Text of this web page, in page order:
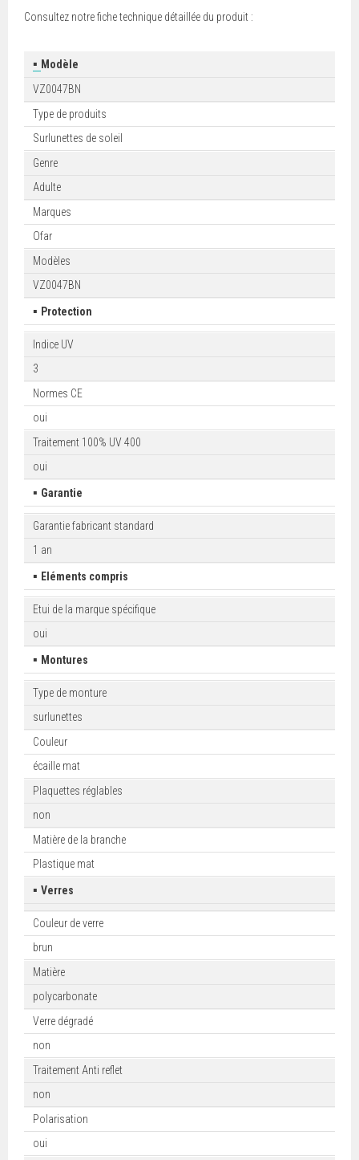
Consultez notre fiche technique détaillée du produit :
▪ Modèle
VZ0047BN
Type de produits
Surlunettes de soleil
Genre
Adulte
Marques
Ofar
Modèles
VZ0047BN
▪ Protection
Indice UV
3
Normes CE
oui
Traitement 100% UV 400
oui
▪ Garantie
Garantie fabricant standard
1 an
▪ Eléments compris
Etui de la marque spécifique
oui
▪ Montures
Type de monture
surlunettes
Couleur
écaille mat
Plaquettes réglables
non
Matière de la branche
Plastique mat
▪Verres
Couleur de verre
brun
Matière
polycarbonate
Verre dégradé
non
Traitement Anti reflet
non
Polarisation
oui